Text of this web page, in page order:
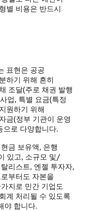
별 비용은 반드시
표현은 공공
하기 위해 흔히
조달(주로 채권 발행
업, 특별 요금(특정
원하기 위해
금(정부 기관이 운영
으로 다양합니다.
금 보유액, 은행
있고, 소규모 및/
리스트, 엔젤 투자자,
부터도 자본을
지로 민간 기업도
계 처리될 수 있도록
야 합니다.